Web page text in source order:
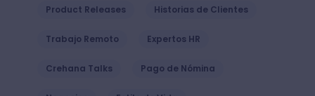
Product Releases Historias de Clientes
Trabajo Remoto Expertos HR
Crehana Talks Pago de Nómina